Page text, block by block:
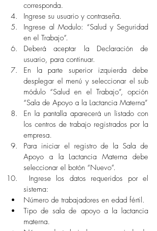
corresponda.
Ingrese su usuario y contraseña.
Ingrese al Modulo: “Salud y Seguridad
en el Trabajo”.
Deberá aceptar la Declaración de
usuario, para continuar.
En la parte superior izquierda debe
desplegar el menú y seleccionar el sub
módulo “Salud en el Trabajo”, opción
En la pantalla aparecerá un listado con
los centros de trabajo registrados por la
empresa.
Para iniciar el registro de la Sala de
Apoyo a la Lactancia Materna debe
seleccionar el botón “Nuevo”.
Ingrese los datos requeridos por el
sistema:
Número de trabajadores en edad fértil.
Tipo de sala de apoyo a la lactancia
materna.